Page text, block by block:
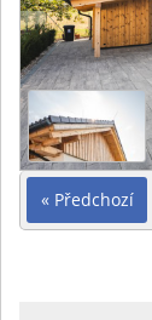
« Předchozí